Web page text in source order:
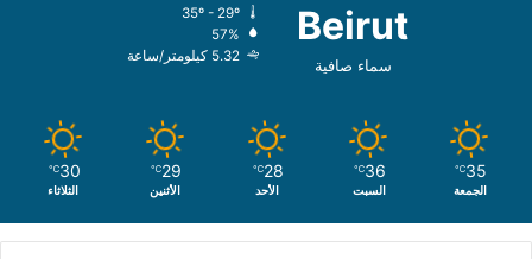
Beirut
سماء صافية
57%
5.32 كيلومتر/ساعة
35
℃
الجمعة
36
℃
السبت
28
℃
الأحد
29
℃
الأثنين
30
℃
الثلاثاء